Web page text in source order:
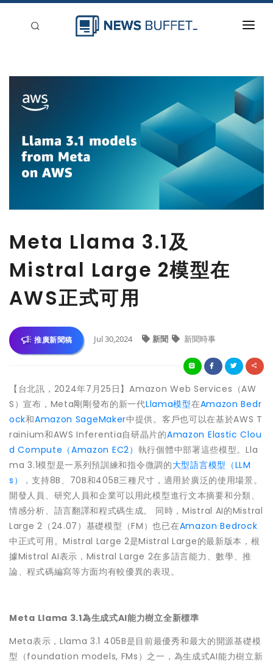
登入
Meta Llama 3.1及
Mistral Large 2模型在
AWS正式可用
推廣新聞稿 Jul 30,2024 新聞 新聞時事
【台北訊，2024年7月25日】Amazon Web Services（AW
S）宣布，Meta剛剛發布的新一代Llama模型在Amazon Bedr
ock和Amazon SageMaker中提供。客戶也可以在基於AWS T
rainium和AWS Inferentia自研晶片的Amazon Elastic Clou
d Compute（Amazon EC2） 執行個體中部署這些模型。Lla
ma 3.1模型是一系列預訓練和指令微調的大型語言模型（LLM
s）
，支持8B、70B和405B三種尺寸，適用於廣泛的使用場景。
開發人員、研究人員和企業可以用此模型進行文本摘要和分類、
情感分析、語言翻譯和程式碼生成。 同時，Mistral AI的Mistral
Large 2（24.07）基礎模型（FM）也已在Amazon Bedrock
中正式可用。Mistral Large 2是Mistral Large的最新版本，根
據Mistral AI表示，Mistral Large 2在多語言能力、數學、推
論、程式碼編寫等方面均有較優異的表現。
Meta Llama 3.1為生成式AI能力樹立全新標準
Meta表示，Llama 3.1 405B是目前最優秀和最大的開源基礎模
型（foundation models, FMs）之一，為生成式AI能力樹立新